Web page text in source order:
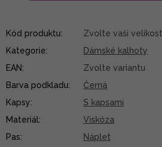
Kód produktu:
Zvolte vaši velikost
Kategorie:
Dámské kalhoty
EAN:
Zvolte variantu
Barva podkladu:
Černá
Kapsy:
S kapsami
Materiál:
Viskóza
Pas:
Náplet